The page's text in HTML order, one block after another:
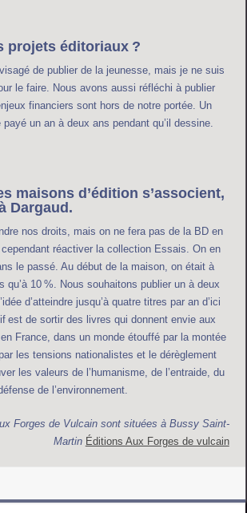
projets éditoriaux ?
de publier de la jeunesse, mais je ne suis
le faire. Nous avons aussi réfléchi à publier
financiers sont hors de notre portée. Un
un an à deux ans pendant qu’il dessine.
maisons d’édition s’associent,
Dargaud.
nos droits, mais on ne fera pas de la BD en
réactiver la collection Essais. On en
le passé. Au début de la maison, on était à
qu’à 10 %. Nous souhaitons publier un à deux
d’atteindre jusqu’à quatre titres par an d’ici
est de sortir des livres qui donnent envie aux
France, dans un monde étouffé par la montée
les tensions nationalistes et le dérèglement
les valeurs de l’humanisme, de l’entraide, du
de l’environnement.
Forges de Vulcain sont situées à Bussy Saint-
Martin Éditions Aux Forges de vulcain